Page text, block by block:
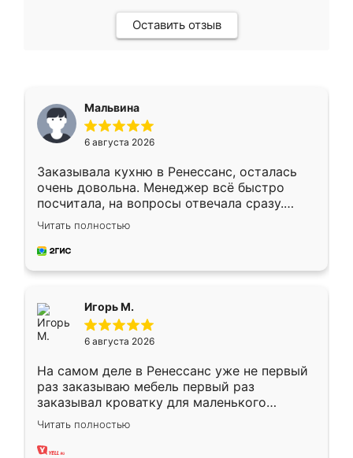
Оставить отзыв
Мальвина
6 августа 2026
Заказывала кухню в Ренессанс, осталась
очень довольна. Менеджер всё быстро
посчитала, на вопросы отвечала сразу.
Замерщик приехал в субботу, подошёл к
делу со всей ответственностью. Собрали
за день, ребята работали аккуратно, даже
Читать полностью
Игорь М.
6 августа 2026
На самом деле в Ренессанс уже не первый
раз заказываю мебель первый раз
заказывал кроватку для маленького
ребёнка при его рождении ,во второй раз
заказал шкаф-купе. По качеству очень
хорошее сборка достаточно быстрая,
Читать полностью